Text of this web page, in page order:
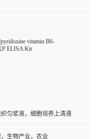
vitamin B6-
ELISA Kit
匀浆液，细胞培养上清液
生物产业，农业